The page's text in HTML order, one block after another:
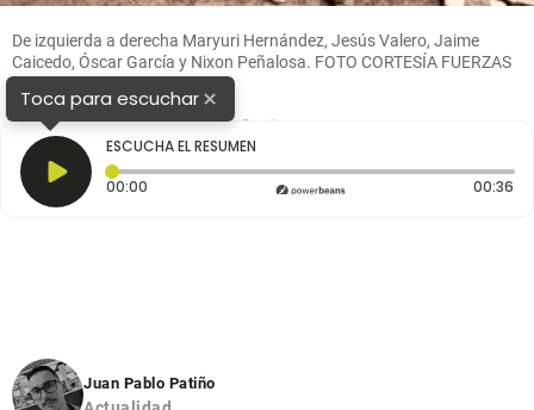
De izquierda a derecha Maryuri Hernández, Jesús Valero, Jaime
Caicedo, Óscar García y Nixon Peñalosa. FOTO CORTESÍA FUERZAS
MILITARES.
Toca para escuchar×
ESCUCHA EL RESUMEN
00:00 Tiempo transcurrido: 0 segundos 00:36
Juan Pablo Patiño